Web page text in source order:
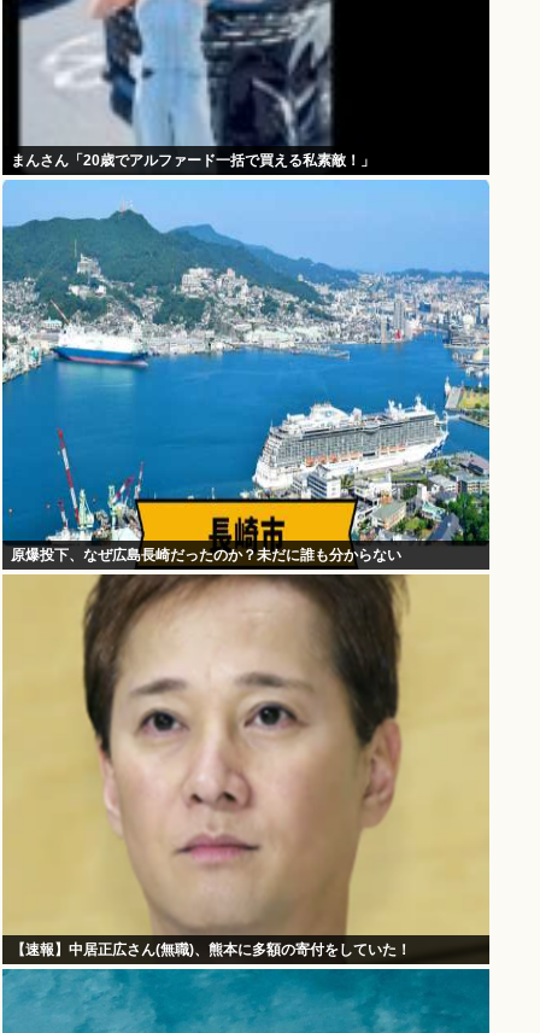
まんさん「20歳でアルファード一括で買える私素敵！」
原爆投下、なぜ広島長崎だったのか？未だに誰も分からない
【速報】中居正広さん(無職)、熊本に多額の寄付をしていた！